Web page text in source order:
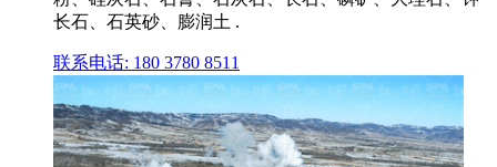
长石、石英砂、膨润土 .
联系电话: 180 3780 8511